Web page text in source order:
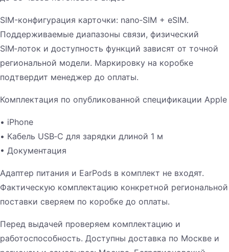
SIM-конфигурация карточки: nano‑SIM + eSIM.
Поддерживаемые диапазоны связи, физический
SIM‑лоток и доступность функций зависят от точной
региональной модели. Маркировку на коробке
подтвердит менеджер до оплаты.
Комплектация по опубликованной спецификации Apple
• iPhone
• Кабель USB‑C для зарядки длиной 1 м
• Документация
Адаптер питания и EarPods в комплект не входят.
Фактическую комплектацию конкретной региональной
поставки сверяем по коробке до оплаты.
Перед выдачей проверяем комплектацию и
работоспособность. Доступны доставка по Москве и